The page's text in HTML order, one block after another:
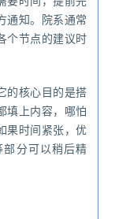
通知。院系通常
个节点的建议时
的核心目的是搭
填上内容，哪怕
果时间紧张，优
分可以稍后精